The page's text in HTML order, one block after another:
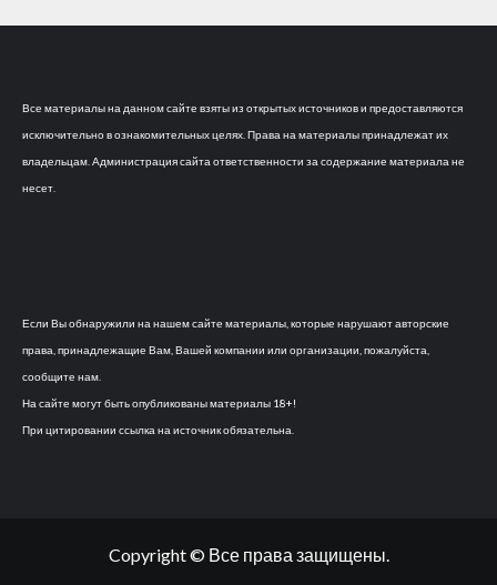
Все материалы на данном сайте взяты из открытых источников и предоставляются
исключительно в ознакомительных целях. Права на материалы принадлежат их
владельцам. Администрация сайта ответственности за содержание материала не
несет.
Если Вы обнаружили на нашем сайте материалы, которые нарушают авторские
права, принадлежащие Вам, Вашей компании или организации, пожалуйста,
сообщите нам.
На сайте могут быть опубликованы материалы 18+!
При цитировании ссылка на источник обязательна.
Copyright © Все права защищены.